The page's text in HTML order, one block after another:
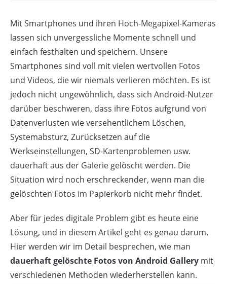
Mit Smartphones und ihren Hoch-Megapixel-Kameras
lassen sich unvergessliche Momente schnell und
einfach festhalten und speichern. Unsere
Smartphones sind voll mit vielen wertvollen Fotos
und Videos, die wir niemals verlieren möchten. Es ist
jedoch nicht ungewöhnlich, dass sich Android-Nutzer
darüber beschweren, dass ihre Fotos aufgrund von
Datenverlusten wie versehentlichem Löschen,
Systemabsturz, Zurücksetzen auf die
Werkseinstellungen, SD-Kartenproblemen usw.
dauerhaft aus der Galerie gelöscht werden. Die
Situation wird noch erschreckender, wenn man die
gelöschten Fotos im Papierkorb nicht mehr findet.
Aber für jedes digitale Problem gibt es heute eine
Lösung, und in diesem Artikel geht es genau darum.
Hier werden wir im Detail besprechen, wie man
dauerhaft gelöschte Fotos von Android Gallery mit
verschiedenen Methoden wiederherstellen kann.